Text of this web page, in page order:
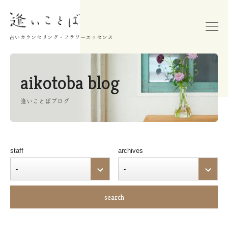
aikotoba blog
逢いことばブログ
staff archives
search